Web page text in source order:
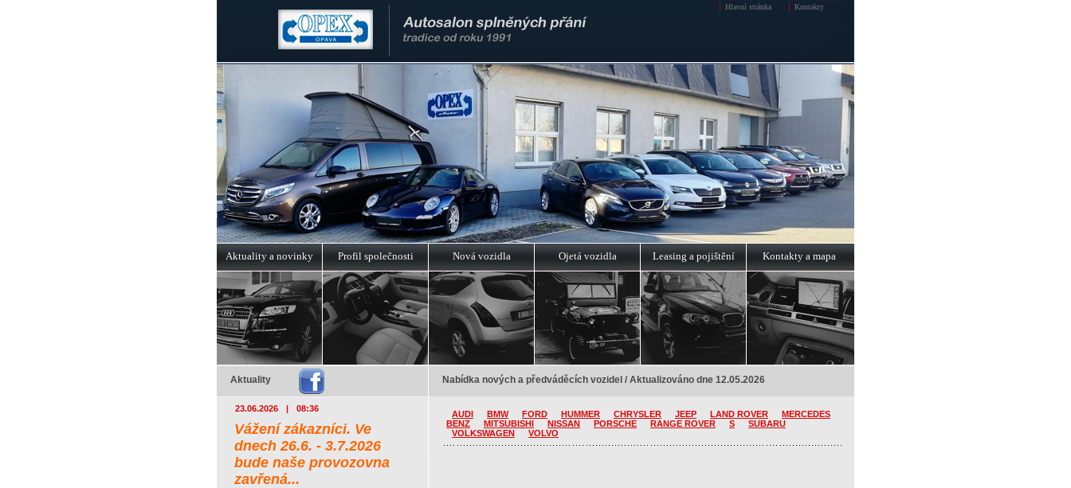
Hlavní stránka Kontakty
Aktuality a novinky Profil společnosti Nová vozidla Ojetá vozidla Leasing a pojištění Kontakty a mapa
Aktuality
23.06.2026 | 08:36
Vážení zákazníci. Ve
dnech 26.6. - 3.7.2026
bude naše provozovna
zavřená...
Nabídka nových a předváděcích vozidel / Aktualizováno dne 12.05.2026
AUDI BMW FORD HUMMER CHRYSLER JEEP LAND ROVER
MERCEDES
BENZ
MITSUBISHI NISSAN PORSCHE RANGE ROVER S
SUBARU
VOLKSWAGEN
VOLVO